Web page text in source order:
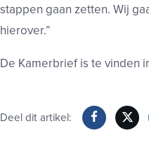
stappen gaan zetten. Wij
hierover.”
De Kamerbrief is te vinden
Deel dit artikel: